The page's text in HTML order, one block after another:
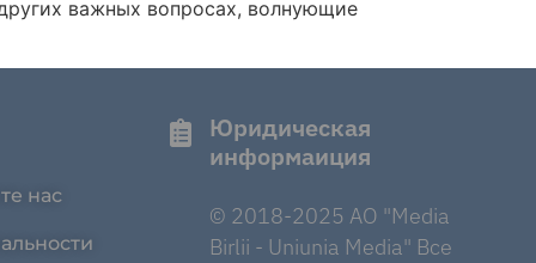
важных вопросах, волнующие
нас
Юридическая
информаиция
© 2018-2025 AO "Media
Birlii - Uniunia Media" Все